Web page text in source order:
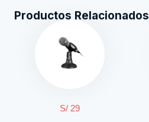
Productos Relacionados
S/ 29